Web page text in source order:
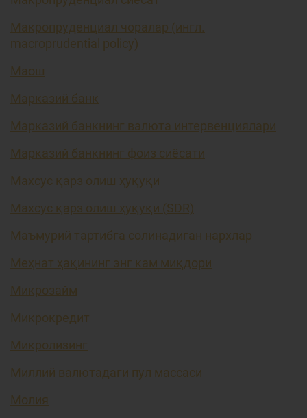
Макропруденциал чоралар (ингл.
macroprudential policy)
Маош
Марказий банк
Марказий банкнинг валюта интервенциялари
Марказий банкнинг фоиз сиёсати
Махсус қарз олиш ҳуқуқи
Махсус қарз олиш ҳуқуқи (SDR)
Маъмурий тартибга солинадиган нархлар
Меҳнат ҳақининг энг кам миқдори
Микрозайм
Микрокредит
Микролизинг
Миллий валютадаги пул массаси
Молия